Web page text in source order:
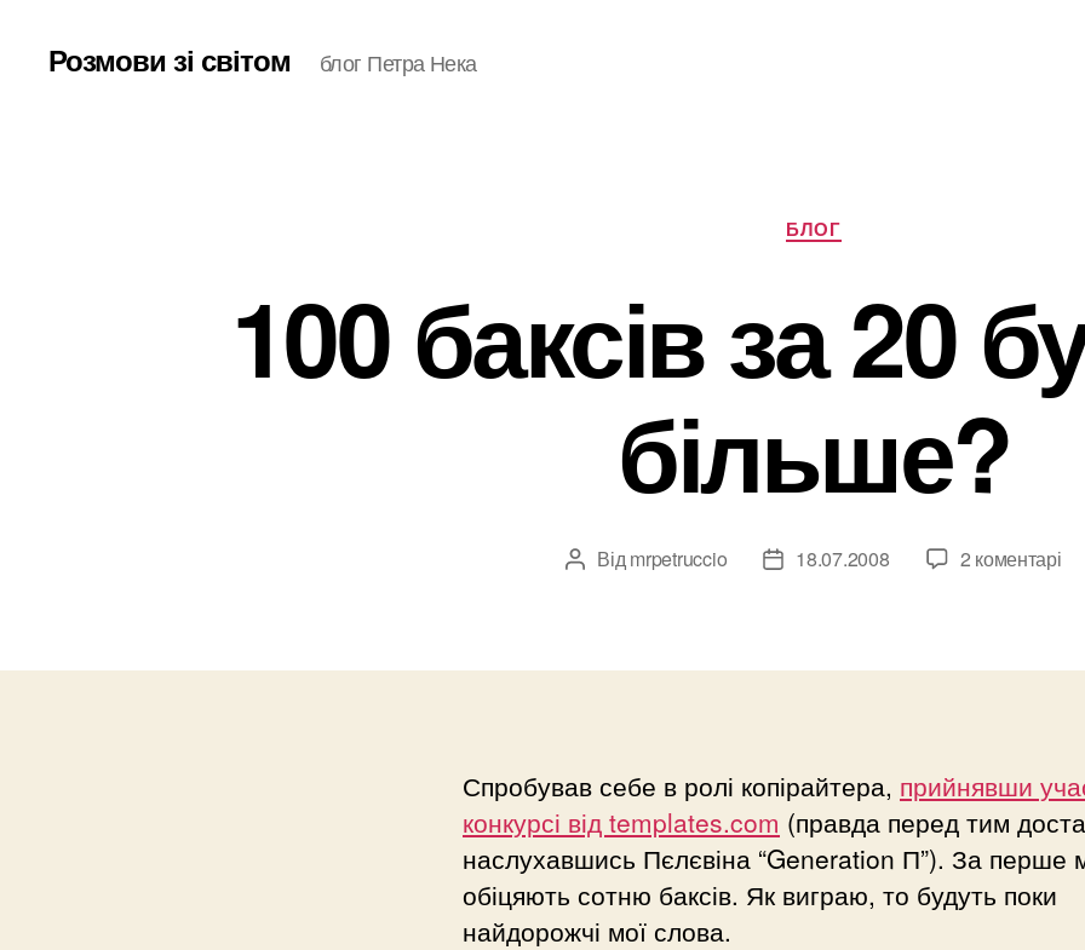
Розмови зі світом блог Петра Нека
Категорії
БЛОГ
100 баксів за 20
більше?
Автор
Від mrpetruccio
Дата18.07.2008 2 коментарі
Спробував себе в ролі копірайтера, прийнявши
конкурсі від templates.com (правда перед тим
наслухавшись Пєлєвіна “Generation П”). За перше
обіцяють сотню баксів. Як виграю, то будуть поки
найдорожчі мої слова.